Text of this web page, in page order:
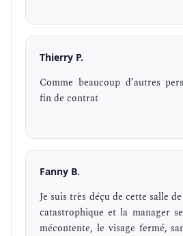
Thierry P.
Comme beaucoup d’autres
fin de contrat
Fanny B.
Je suis très déçu de cette salle
catastrophique et la manager
mécontente, le visage fermé,